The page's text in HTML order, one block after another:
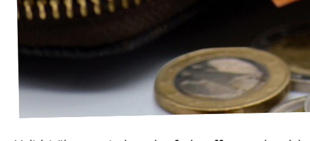
Jobs bei Volt Hessen
Transparenz
Datenschutz